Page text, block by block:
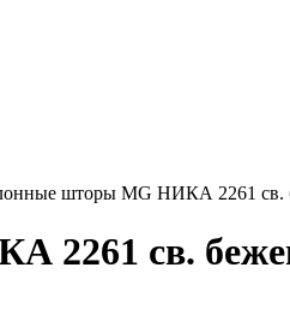
шторы MG НИКА 2261 св.
2261 св.